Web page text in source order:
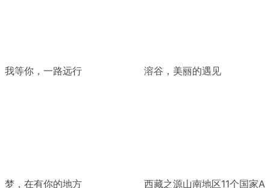
我等你，一路远行 溶谷，美丽的遇见
梦，在有你的地方 西藏之源山南地区11个国家A